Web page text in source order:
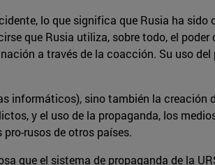
lo que significa que Rusia ha sido
que Rusia utiliza, sobre todo, el poder
a través de la coacción. Su uso del
informáticos), sino también la creación
y el uso de la propaganda, los
rusos de otros países.
que el sistema de propaganda de la